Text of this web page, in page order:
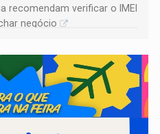
recomendam verificar o IMEI
negócio